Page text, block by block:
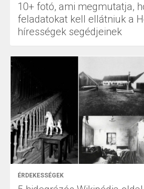
10+ fotó, ami megmutatja,
feladatokat kell ellátniuk a
hírességek segédjeinek
ÉRDEKESSÉGEK